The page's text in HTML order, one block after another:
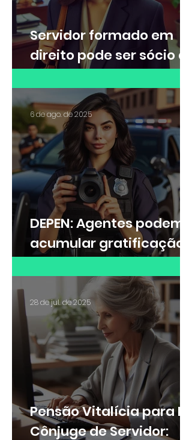
Servidor formado em
direito pode ser sócio de
escritório de advocacia?
DEPEN: Agentes podem
acumular gratificação
de Raio-X e adicional de
insalubridade?
6 de ago. de 2025
Pensão Vitalícia para Ex-
Cônjuge de Servidor:
28 de jul. de 2025